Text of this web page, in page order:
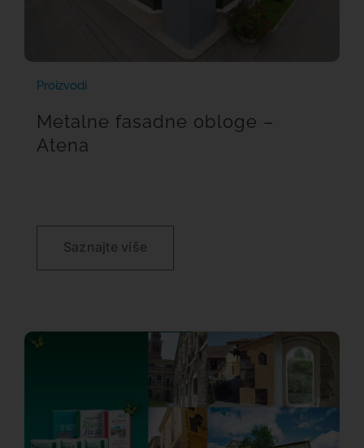
Proizvodi
Metalne fasadne obloge –
Atena
Saznajte više